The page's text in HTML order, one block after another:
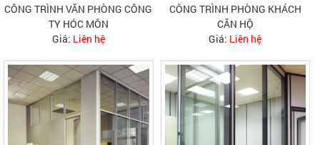
CÔNG TRÌNH VĂN PHÒNG CÔNG
TY HÓC MÔN
Giá: Liên hệ
CÔNG TRÌNH PHÒNG KHÁCH
CĂN HỘ
Giá: Liên hệ